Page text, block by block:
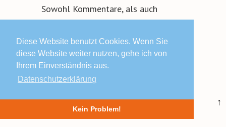
Diese Website benutzt Cookies. Wenn Sie
diese Website weiter nutzen, gehe ich von
Ihrem Einverständnis aus.
Datenschutzerklärung
Kein Problem!
Sowohl Kommentare, als auch
Trackbacks sind geschlossen.
↑